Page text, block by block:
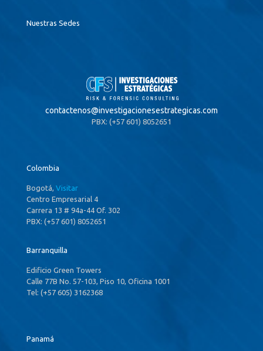
Nuestras Sedes
contactenos@investigacionesestrategicas.com
PBX: (+57 601) 8052651
Colombia
Bogotá, Visitar
Centro Empresarial 4
Carrera 13 # 94a-44 Of. 302
PBX: (+57 601) 8052651
Barranquilla
Edificio Green Towers
Calle 77B No. 57-103, Piso 10, Oficina 1001
Tel: (+57 605) 3162368
Panamá